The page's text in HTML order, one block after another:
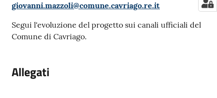
giovanni.mazzoli@comune.cavriago.re.it
Segui l'evoluzione del progetto sui canali ufficiali del
Comune di Cavriago.
Allegati